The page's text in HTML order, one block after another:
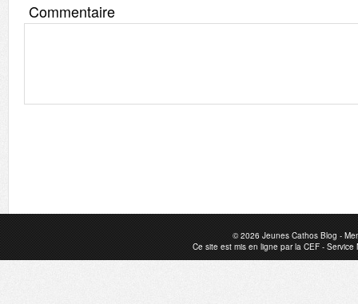
Commentaire
© 2026Jeunes Cathos Blog-
Ce site est mis en ligne par laCEF-Service